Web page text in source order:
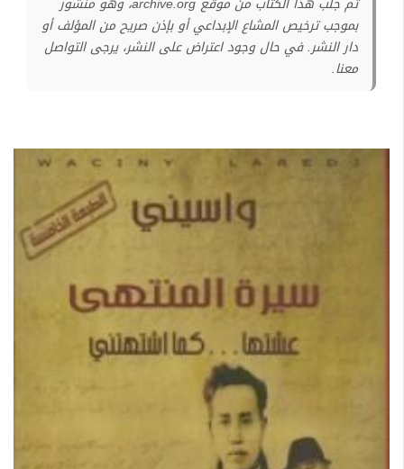
بموجب ترخيص المشاع الإبداعي أو بإذن صريح من المؤلف أو
دار النشر. في حال وجود اعتراض على النشر، يرجى التواصل
معنا.